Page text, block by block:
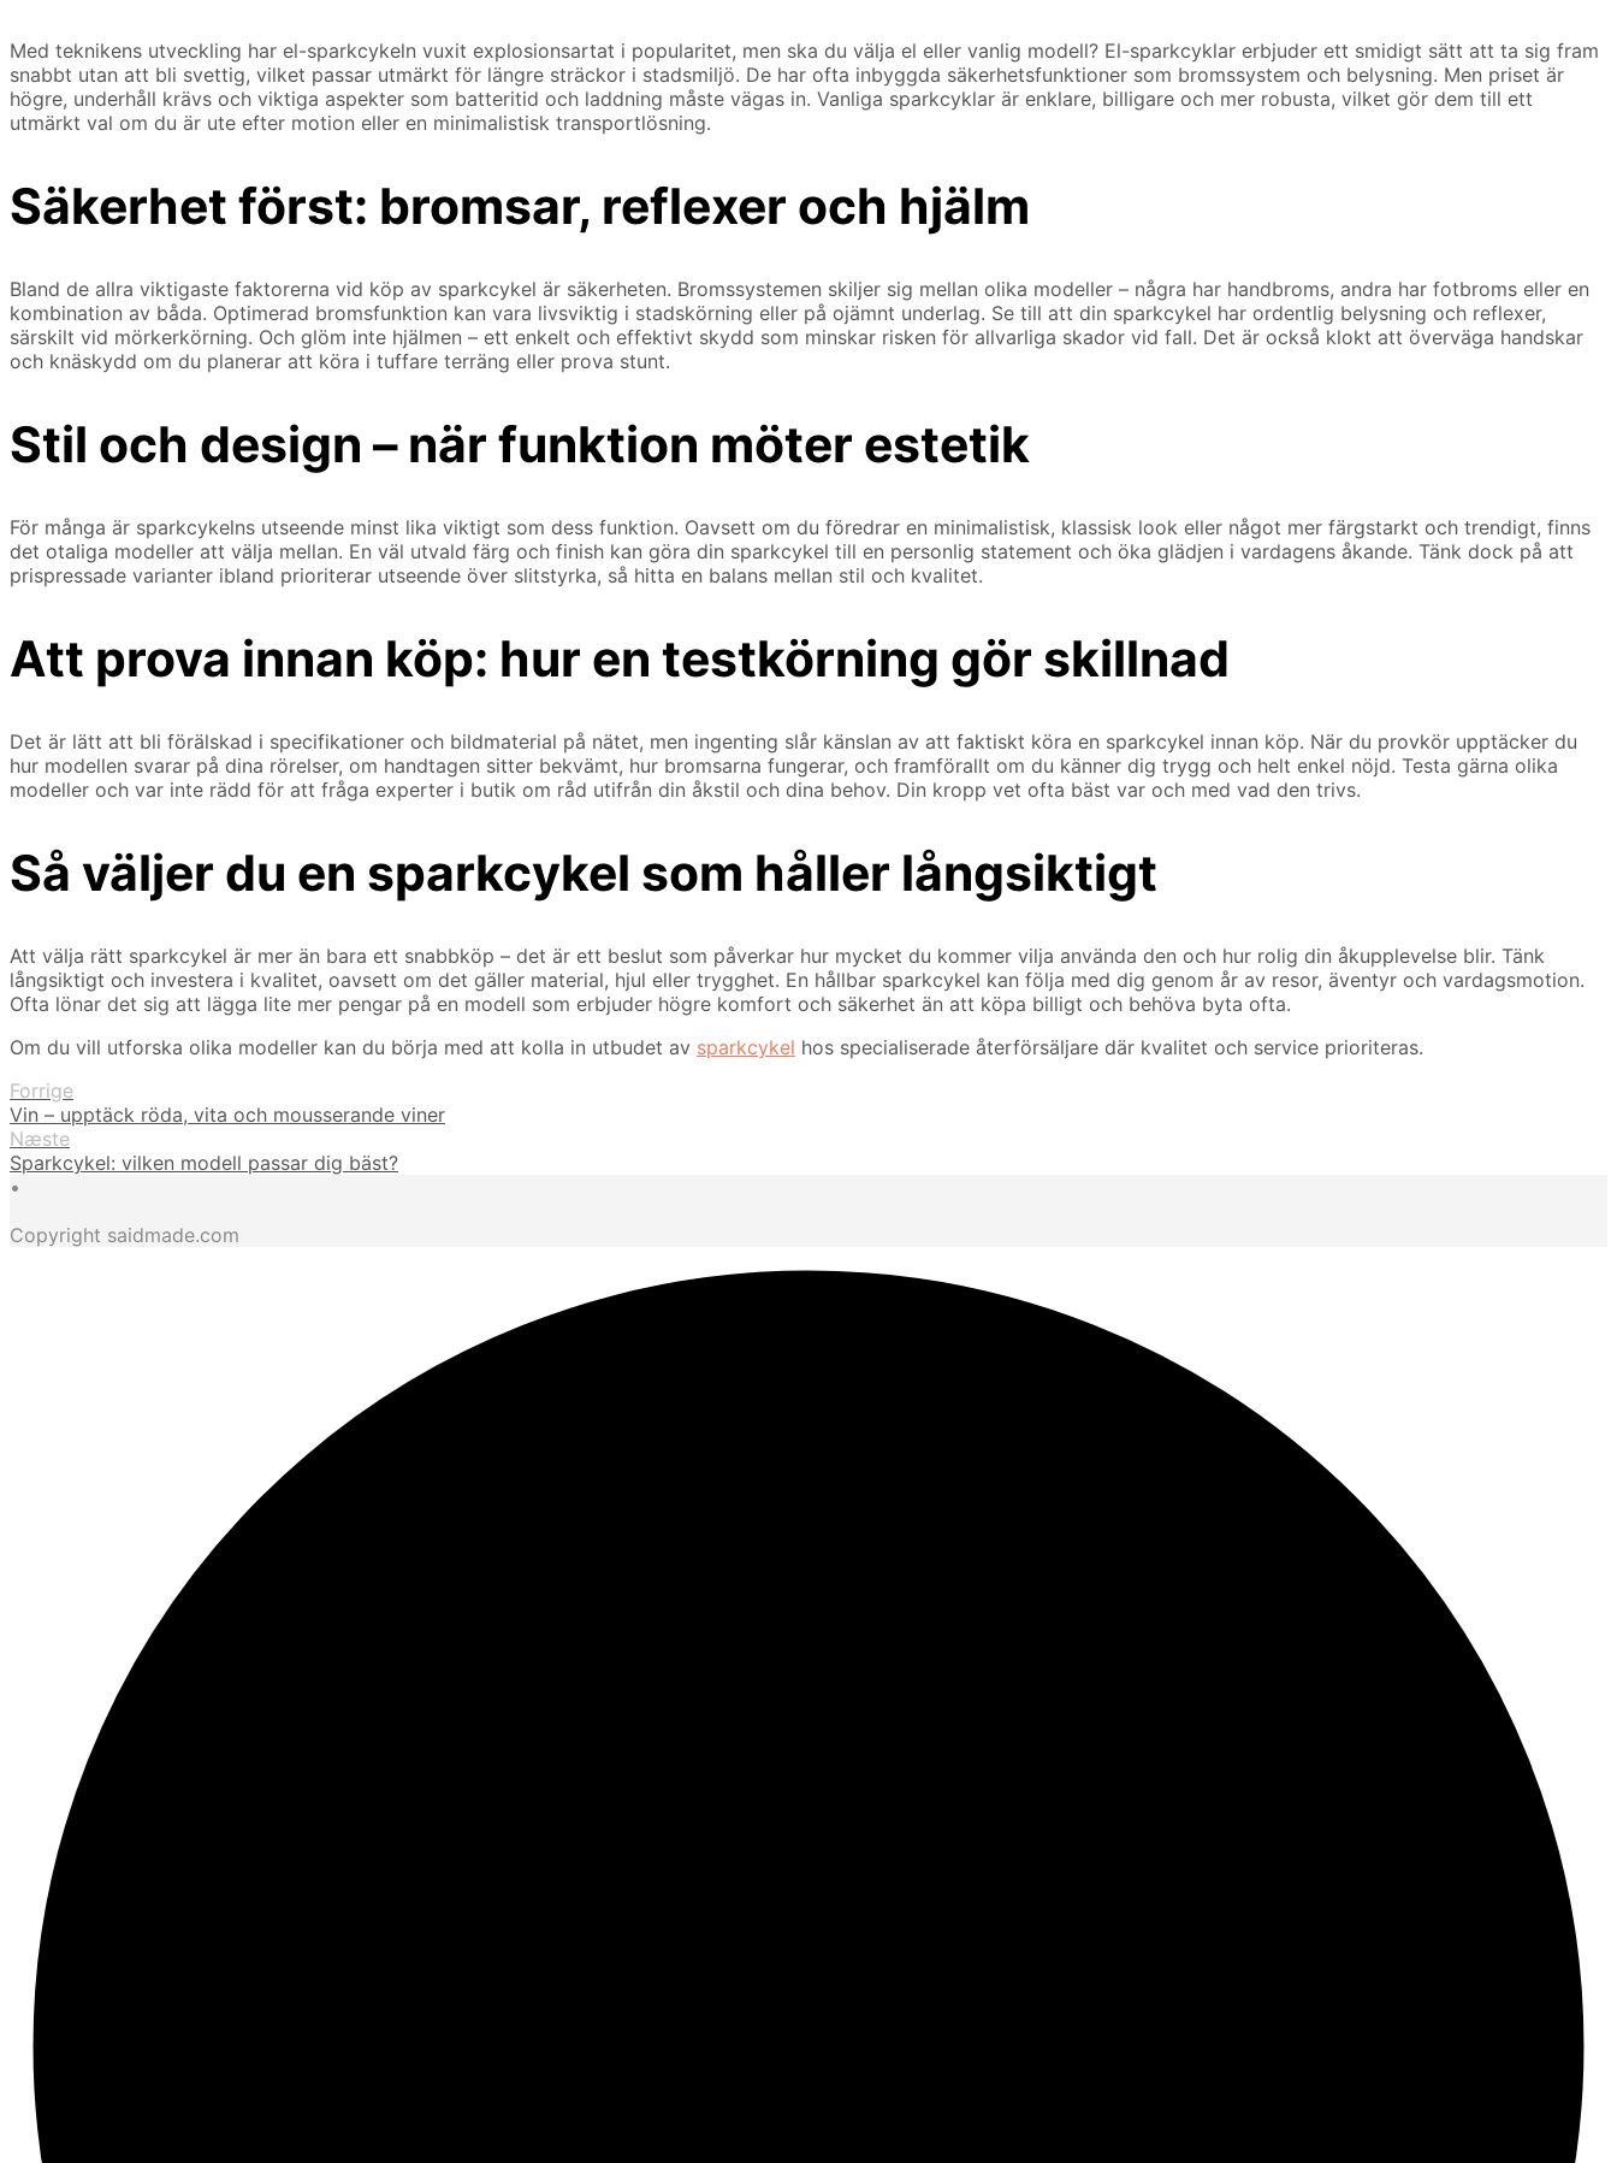
Med teknikens utveckling har el-sparkcykeln vuxit explosionsartat i popularitet, men ska du välja el eller vanlig modell? El-sparkcyklar erbjuder ett smidigt sätt att ta sig fram
snabbt utan att bli svettig, vilket passar utmärkt för längre sträckor i stadsmiljö. De har ofta inbyggda säkerhetsfunktioner som bromssystem och belysning. Men priset är
högre, underhåll krävs och viktiga aspekter som batteritid och laddning måste vägas in. Vanliga sparkcyklar är enklare, billigare och mer robusta, vilket gör dem till ett
utmärkt val om du är ute efter motion eller en minimalistisk transportlösning.
Säkerhet först: bromsar, reflexer och hjälm
Bland de allra viktigaste faktorerna vid köp av sparkcykel är säkerheten. Bromssystemen skiljer sig mellan olika modeller – några har handbroms, andra har fotbroms eller en
kombination av båda. Optimerad bromsfunktion kan vara livsviktig i stadskörning eller på ojämnt underlag. Se till att din sparkcykel har ordentlig belysning och reflexer,
särskilt vid mörkerkörning. Och glöm inte hjälmen – ett enkelt och effektivt skydd som minskar risken för allvarliga skador vid fall. Det är också klokt att överväga handskar
och knäskydd om du planerar att köra i tuffare terräng eller prova stunt.
Stil och design – när funktion möter estetik
För många är sparkcykelns utseende minst lika viktigt som dess funktion. Oavsett om du föredrar en minimalistisk, klassisk look eller något mer färgstarkt och trendigt, finns
det otaliga modeller att välja mellan. En väl utvald färg och finish kan göra din sparkcykel till en personlig statement och öka glädjen i vardagens åkande. Tänk dock på att
prispressade varianter ibland prioriterar utseende över slitstyrka, så hitta en balans mellan stil och kvalitet.
Att prova innan köp: hur en testkörning gör skillnad
Det är lätt att bli förälskad i specifikationer och bildmaterial på nätet, men ingenting slår känslan av att faktiskt köra en sparkcykel innan köp. När du provkör upptäcker du
hur modellen svarar på dina rörelser, om handtagen sitter bekvämt, hur bromsarna fungerar, och framförallt om du känner dig trygg och helt enkel nöjd. Testa gärna olika
modeller och var inte rädd för att fråga experter i butik om råd utifrån din åkstil och dina behov. Din kropp vet ofta bäst var och med vad den trivs.
Så väljer du en sparkcykel som håller långsiktigt
Att välja rätt sparkcykel är mer än bara ett snabbköp – det är ett beslut som påverkar hur mycket du kommer vilja använda den och hur rolig din åkupplevelse blir. Tänk
långsiktigt och investera i kvalitet, oavsett om det gäller material, hjul eller trygghet. En hållbar sparkcykel kan följa med dig genom år av resor, äventyr och vardagsmotion.
Ofta lönar det sig att lägga lite mer pengar på en modell som erbjuder högre komfort och säkerhet än att köpa billigt och behöva byta ofta.
Om du vill utforska olika modeller kan du börja med att kolla in utbudet av sparkcykel hos specialiserade återförsäljare där kvalitet och service prioriteras.
Forrige
Vin – upptäck röda, vita och mousserande viner
Næste
Sparkcykel: vilken modell passar dig bäst?
•
Copyright saidmade.com